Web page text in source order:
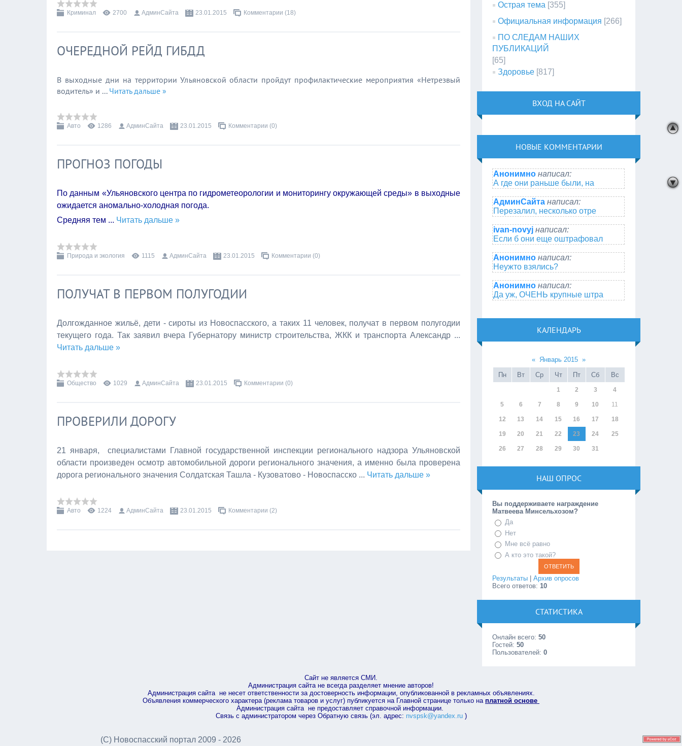
Криминал 2700 АдминСайта 23.01.2015 Комментарии (18)
ОЧЕРЕДНОЙ РЕЙД ГИБДД
В выходные дни на территории Ульяновской области пройдут профилактические мероприятия «Нетрезвый
водитель» и ... Читать дальше »
Авто 1286 АдминСайта 23.01.2015 Комментарии (0)
ПРОГНОЗ ПОГОДЫ
По данным «Ульяновского центра по гидрометеорологии и мониторингу окружающей среды» в выходные
ожидается аномально-холодная погода.
Средняя тем ... Читать дальше »
Природа и экология 1115 АдминСайта 23.01.2015 Комментарии (0)
ПОЛУЧАТ В ПЕРВОМ ПОЛУГОДИИ
Долгожданное жильё, дети - сироты из Новоспасского, а таких 11 человек, получат в первом полугодии
текущего года. Так заявил вчера Губернатору министр строительства, ЖКК и транспорта Александр ...
Читать дальше »
Общество 1029 АдминСайта 23.01.2015 Комментарии (0)
ПРОВЕРИЛИ ДОРОГУ
21 января, специалистами Главной государственной инспекции регионального надзора Ульяновской
области произведен осмотр автомобильной дороги регионального значения, а именно была проверена
дорога регионального значения Солдатская Ташла - Кузоватово - Новоспасско ... Читать дальше »
Авто 1224 АдминСайта 23.01.2015 Комментарии (2)
Острая тема [355]
Официальная информация [266]
ПО СЛЕДАМ НАШИХ
ПУБЛИКАЦИЙ
[65]
Здоровье [817]
ВХОД НА САЙТ
НОВЫЕ КОММЕНТАРИИ
Анонимно написал:
А где они раньше были, на
АдминСайта написал:
Перезалил, несколько отре
ivan-novyj написал:
Если б они еще оштрафовал
Анонимно написал:
Неужто взялись?
Анонимно написал:
Да уж, ОЧЕНЬ крупные штра
КАЛЕНДАРЬ
« Январь 2015 »
Пн
Вт Ср Чт Пт Сб Вс
1 2 3 4
5 6 7 8 9 10 11
12 13 14 15 16 17 18
19 20 21 22 23 24 25
26 27 28 29 30 31
НАШ ОПРОС
Вы поддерживаете награждение
Матвеева Минсельхозом?
Да
Нет
Мне всё равно
А кто это такой?
Результаты |Архив опросов
Всего ответов:10
СТАТИСТИКА
Онлайн всего:50
Гостей:50
Пользователей:0
Сайт не является СМИ.
Администрация сайта не всегда разделяет мнение авторов!
Администрация сайта не несет ответственности за достоверность информации, опубликованной в рекламных объявлениях.
Объявления коммерческого характера (реклама товаров и услуг) публикуется на Главной странице только на платной основе
Администрация сайта не предоставляет справочной информации.
Связь с администратором через Обратную связь (эл. адрес: nvspsk@yandex.ru)
(С) Новоспасский портал 2009 - 2026